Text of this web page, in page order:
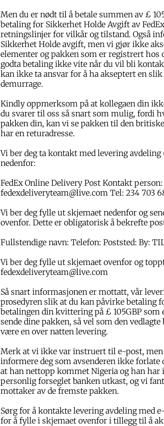
Men du er nødt til å betale summen av £
betaling for Sikkerhet Holde Avgift av
retningslinjer for vilkår og tilstand. Også
Sikkerhet Holde avgift, men vi gjør ikke
elementer og pakken som er registrert hos
godta betaling ikke vite når du vil bli
kan ikke ta ansvar for å ha akseptert en
demurrage.
Kindly oppmerksom på at kollegaen din
du svarer til oss så snart som mulig, fordi
pakken din, kan vi se pakken til den
har en returadresse.
Vi ber deg ta kontakt med levering
nedenfor:
FedEx Online Delivery Post Kontakt
fedexdeliveryteam@live.com Tel: 234 703
Vi ber deg fylle ut skjemaet nedenfor og
ovenfor. Dette er obligatorisk å bekrefte
Fullstendige navn: Telefon: Poststed: By:
Vi ber deg fylle ut skjemaet ovenfor og
fedexdeliveryteam@live.com
Så snart informasjonen er mottatt, vår
prosedyren slik at du kan påvirke betaling
betalingen din kvittering på £ 105GBP som
sende dine pakken, så vel som den
være en over natten levering.
Merk at vi ikke var instruert til e-post,
informere deg som avsenderen ikke
at han nettopp kommet Nigeria og han
personlig forseglet banken utkast, og vi
mottaker av de fremste pakken.
Sørg for å kontakte levering avdeling med
for å fylle i skjemaet ovenfor i tillegg til å